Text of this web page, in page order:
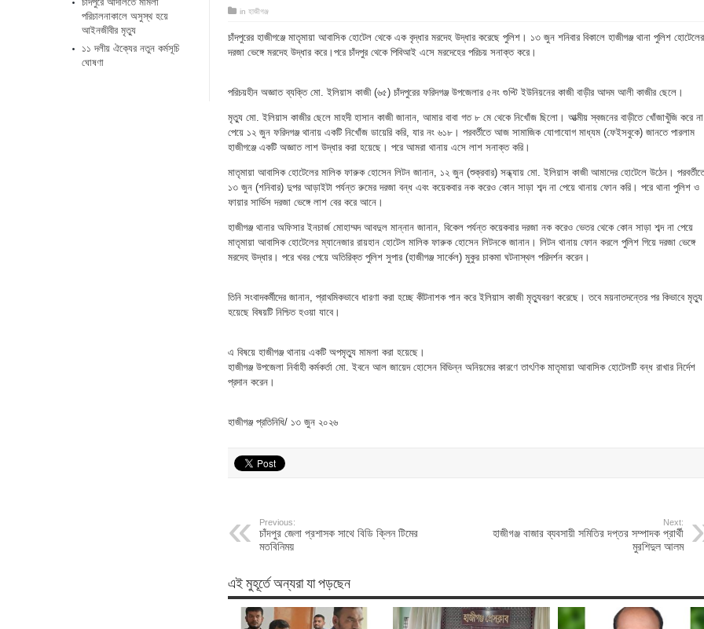
in হাজীগঞ্জ
চাঁদপুরের হাজীগঞ্জে মাতৃমায়া আবাসিক হোটেল থেকে এক বৃদ্ধার মরদেহ উদ্ধার করেছে পুলিশ। ১৩ জুন শনিবার বিকালে হাজীগঞ্জ থানা পুলিশ হোটেলের
দরজা ভেঙ্গে মরদেহ উদ্ধার করে।পরে চাঁদপুর থেকে পিবিআই এসে মরদেহের পরিচয় সনাক্ত করে।
পরিচয়হীন অজ্ঞাত ব্যক্তি মো. ইলিয়াস কাজী (৬৫) চাঁদপুরের ফরিদগঞ্জ উপজেলার ৫নং গুপ্টি ইউনিয়নের কাজী বাড়ীর আদম আলী কাজীর ছেলে।
মৃত্যু মো. ইলিয়াস কাজীর ছেলে মাহদী হাসান কাজী জানান, আমার বাবা গত ৮ মে থেকে নিখোঁজ ছিলো। আত্মীয় স্বজনের বাড়ীতে খোঁজাখুঁজি করে না
পেয়ে ১২ জুন ফরিদগঞ্জ থানায় একটি নিখোঁজ ডায়েরি করি, যার নং ৬১৮। পরবর্তীতে আজ সামাজিক যোগাযোগ মাধ্যম (ফেইসবুকে) জানতে পারলাম
হাজীগঞ্জে একটি অজ্ঞাত লাশ উদ্ধার করা হয়েছে। পরে আমরা থানায় এসে লাশ সনাক্ত করি।
মাতৃমায়া আবাসিক হোটেলের মালিক ফারুক হোসেন লিটন জানান, ১২ জুন (শুক্রবার) সন্ধ্যায় মো. ইলিয়াস কাজী আমাদের হোটেলে উঠেন।
১৩ জুন (শনিবার) দুপর আড়াইটা পর্যন্ত রুমের দরজা বন্ধ এবং কয়েকবার নক করেও কোন সাড়া শব্দ না পেয়ে থানায় ফোন করি। পরে থানা পুলিশ ও
ফায়ার সার্ভিস দরজা ভেঙ্গে লাশ বের করে আনে।
হাজীগঞ্জ থানার অফিসার ইনচার্জ মোহাম্মদ আবদুল মান্নান জানান, বিকেল পর্যন্ত কয়েকবার দরজা নক করেও ভেতর থেকে কোন সাড়া শব্দ না পেয়ে
মাতৃমায়া আবাসিক হোটেলের ম্যানেজার রায়হান হোটেল মালিক ফারুক হোসেন লিটনকে জানান। লিটন থানায় ফোন করলে পুলিশ গিয়ে দরজা ভেঙ্গে
মরদেহ উদ্ধার। পরে খবর পেয়ে অতিরিক্ত পুলিশ সুপার (হাজীগঞ্জ সার্কেল) মুকুর চাকমা ঘটনাস্থল পরিদর্শন করেন।
তিনি সংবাদকর্মীদের জানান, প্রাথমিকভাবে ধারণা করা হচ্ছে কীটনাশক পান করে ইলিয়াস কাজী মৃত্যুবরণ করেছে। তবে ময়নাতদন্তের পর কিভাবে মৃত্যু
হয়েছে বিষয়টি নিশ্চিত হওয়া যাবে।
এ বিষয়ে হাজীগঞ্জ থানায় একটি অপমৃত্যু মামলা করা হয়েছে।
হাজীগঞ্জ উপজেলা নির্বাহী কর্মকর্তা মো. ইবনে আল জায়েদ হোসেন বিভিন্ন অনিয়মের কারণে তাৎণিক মাতৃমায়া আবাসিক হোটেলটি বন্ধ রাখার নির্দেশ
প্রদান করেন।
হাজীগঞ্জ প্রতিনিধি/ ১৩ জুন ২০২৬
Previous:
চাঁদপুর জেলা প্রশাসক সাথে বিডি ক্লিন টিমের
মতবিনিময়
Next:
হাজীগঞ্জ বাজার ব্যবসায়ী সমিতির দপ্তর সম্পাদক প্রার্থী
মুরশিদুল আলম
এই মুহূর্তে অন্যরা যা পড়ছেন
পরিচালনাকালে অসুস্থ হয়ে
আইনজীবীর মৃত্যু
১১ দলীয় ঐক্যের নতুন কর্মসূচি
ঘোষণা